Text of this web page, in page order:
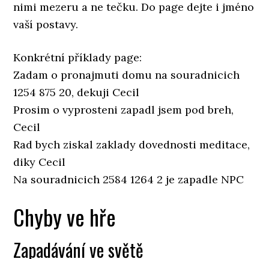
nimi mezeru a ne tečku. Do page dejte i jméno
vaší postavy.
Konkrétní příklady page:
Zadam o pronajmuti domu na souradnicich
1254 875 20, dekuji Cecil
Prosim o vyprosteni zapadl jsem pod breh,
Cecil
Rad bych ziskal zaklady dovednosti meditace,
diky Cecil
Na souradnicich 2584 1264 2 je zapadle NPC
Chyby ve hře
Zapadávání ve světě